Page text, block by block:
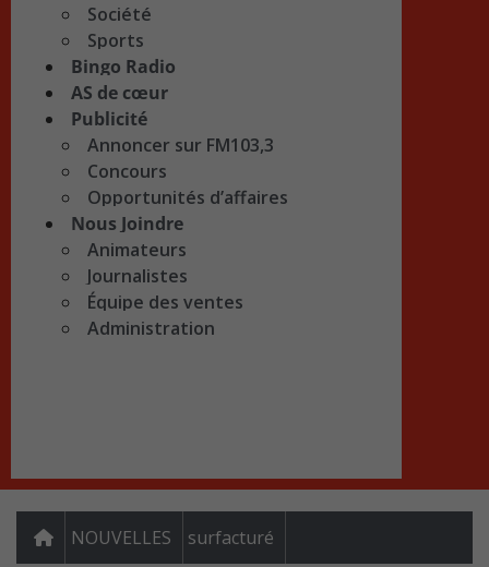
Société
Sports
Bingo Radio
AS de cœur
Publicité
Annoncer sur FM103,3
Concours
Opportunités d’affaires
Nous Joindre
Animateurs
Journalistes
Équipe des ventes
Administration
NOUVELLES surfacturé